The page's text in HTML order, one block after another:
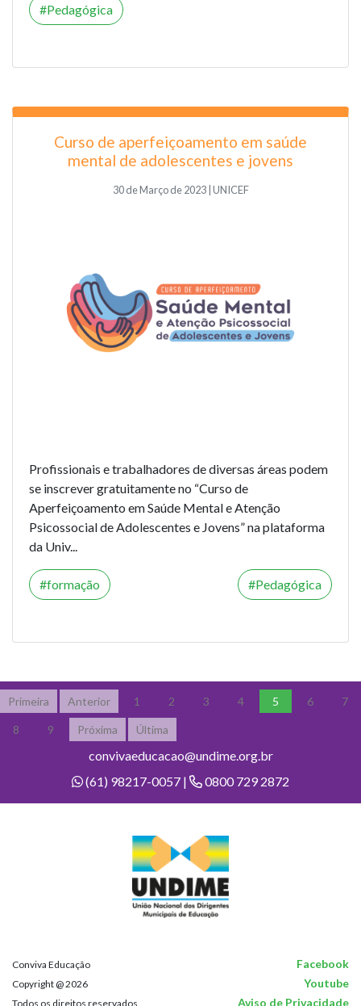
Pedagógica
Curso de aperfeiçoamento em saúde
mental de adolescentes e jovens
30 de Março de 2023 | UNICEF
Profissionais e trabalhadores de diversas áreas podem
se inscrever gratuitamente no “Curso de
Aperfeiçoamento em Saúde Mental e Atenção
Psicossocial de Adolescentes e Jovens” na plataforma
da Univ...
formação Pedagógica
Primeira Anterior 1 2 3 4 5 6 7
8 9 Próxima Última
convivaeducacao@undime.org.br
(61) 98217-0057 |
0800 729 2872
Conviva Educação Facebook
Copyright @ 2026 Youtube
Todos os direitos reservados Aviso de Privacidade